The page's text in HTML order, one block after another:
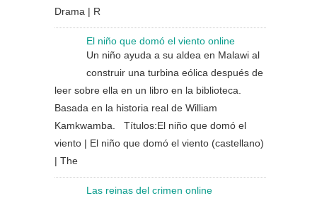
Drama | R
El niño que domó el viento online
Un niño ayuda a su aldea en Malawi al
construir una turbina eólica después de
leer sobre ella en un libro en la biblioteca.
Basada en la historia real de William
Kamkwamba. Títulos:El niño que domó el
viento | El niño que domó el viento (castellano)
| The
Las reinas del crimen online